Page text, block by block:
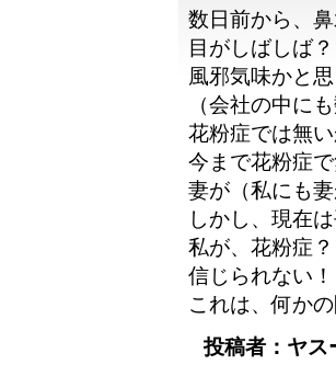
数日前から、
目がしばしば？
風邪気味かと
（会社の中に
花粉症では無
今まで花粉症
妻が（私にも
しかし、現在
私が、花粉症
信じられない！
これは、何か
投稿者：ヤ